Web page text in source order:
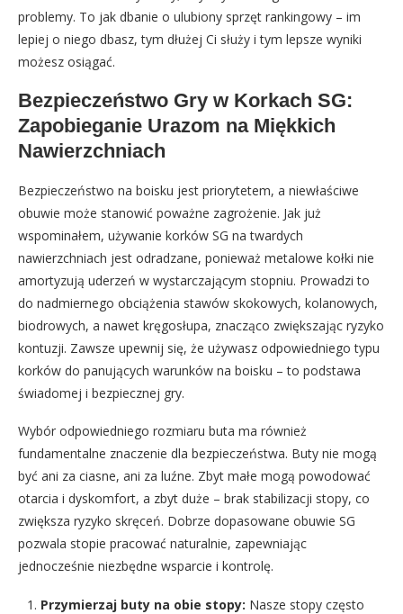
problemy. To jak dbanie o ulubiony sprzęt rankingowy – im
lepiej o niego dbasz, tym dłużej Ci służy i tym lepsze wyniki
możesz osiągać.
Bezpieczeństwo Gry w Korkach SG:
Zapobieganie Urazom na Miękkich
Nawierzchniach
Bezpieczeństwo na boisku jest priorytetem, a niewłaściwe
obuwie może stanowić poważne zagrożenie. Jak już
wspominałem, używanie korków SG na twardych
nawierzchniach jest odradzane, ponieważ metalowe kołki nie
amortyzują uderzeń w wystarczającym stopniu. Prowadzi to
do nadmiernego obciążenia stawów skokowych, kolanowych,
biodrowych, a nawet kręgosłupa, znacząco zwiększając ryzyko
kontuzji. Zawsze upewnij się, że używasz odpowiedniego typu
korków do panujących warunków na boisku – to podstawa
świadomej i bezpiecznej gry.
Wybór odpowiedniego rozmiaru buta ma również
fundamentalne znaczenie dla bezpieczeństwa. Buty nie mogą
być ani za ciasne, ani za luźne. Zbyt małe mogą powodować
otarcia i dyskomfort, a zbyt duże – brak stabilizacji stopy, co
zwiększa ryzyko skręceń. Dobrze dopasowane obuwie SG
pozwala stopie pracować naturalnie, zapewniając
jednocześnie niezbędne wsparcie i kontrolę.
Przymierzaj buty na obie stopy: Nasze stopy często